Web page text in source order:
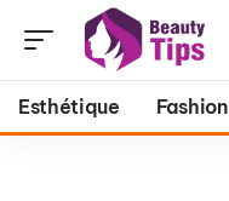
Esthétique Fashion